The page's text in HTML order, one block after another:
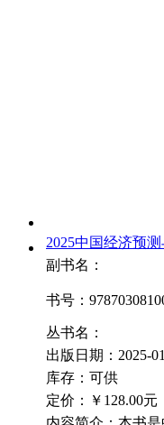
2025中国经济预
副书名：
书号：
丛书名：
出版日期：2025-
库存：可供
定价：
￥128.00元